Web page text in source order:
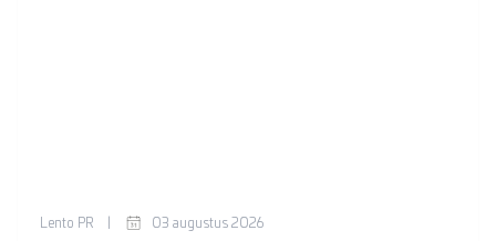
Lento PR 03 augustus 2026